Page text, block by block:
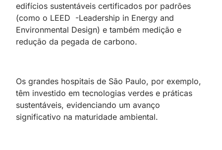
edifícios sustentáveis certificados por padrões
(como o LEED -Leadership in Energy and
Environmental Design) e também medição e
redução da pegada de carbono.
Os grandes hospitais de São Paulo, por exemplo,
têm investido em tecnologias verdes e práticas
sustentáveis, evidenciando um avanço
significativo na maturidade ambiental.